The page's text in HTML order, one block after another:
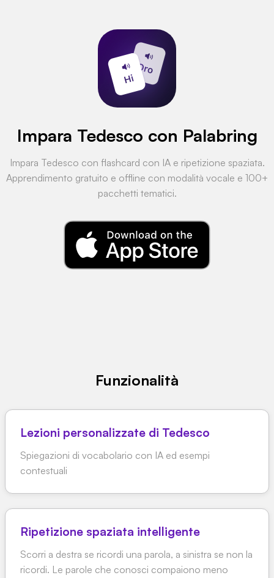
Impara Tedesco con Palabring
Impara Tedesco con flashcard con IA e ripetizione spaziata.
Apprendimento gratuito e offline con modalità vocale e 100+
pacchetti tematici.
Funzionalità
Lezioni personalizzate di Tedesco
Spiegazioni di vocabolario con IA ed esempi
contestuali
Ripetizione spaziata intelligente
Scorri a destra se ricordi una parola, a sinistra se non la
ricordi. Le parole che conosci compaiono meno